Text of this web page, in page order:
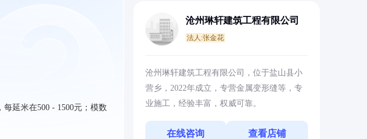
延米在500 - 1500元；模数
沧州琳轩建筑工程有限公司
法人:张金花
沧州琳轩建筑工程有限公司，位于盐山县小
营乡，2022年成立，专营金属变形缝等，专
业施工，经验丰富，权威可靠。
在线咨询 查看店铺